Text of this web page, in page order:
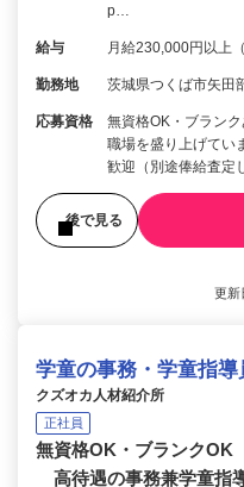
p…
給与 月給230,000円以上
勤務地 茨城県つくば市矢田
応募資格
無資格OK・ブラン
職場を盛り上げてい
歓迎（別途俸給査定
後で見る
更新
学童の事務・学童指導
クズオカ人材紹介所
正社員
無資格OK・ブランクOK
高待遇の事務兼学童指